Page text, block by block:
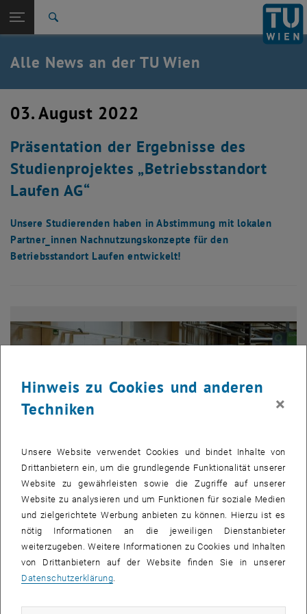
TU Login
Quicklinks
Quicklinks-Menü umschalten
Studium
Karriere
Zurück: Subseiten von TU Wien Startseite auflisten
Zurück zur letzten Ebene:
TU Wien Startseite
Übersicht
Alle News an der TU Wien
03. August 2022
Präsentation der Ergebnisse des
Studienprojektes „Betriebsstandort
Laufen AG“
Unsere Studierenden haben in Abstimmung mit lokalen
Partner_innen Nachnutzungskonzepte für den
Betriebsstandort Laufen entwickelt!
Bild
© BMK/StW
Foto - Präsentation eines Konzeptes für die Nachnutzung des
Betriebsstandorts Laufen AG
Foto - Präsentation eines Konzeptes für die Nachnutzung des
Re-Use: Brachflächen vermeiden
Hinweis zu Cookies und anderen
Techniken
×
Unsere Website verwendet Cookies und bindet Inhalte von
Drittanbietern ein, um die grundlegende Funktionalität unserer
Website zu gewährleisten sowie die Zugriffe auf unserer
Website zu analysieren und um Funktionen für soziale Medien
und zielgerichtete Werbung anbieten zu können. Hierzu ist es
nötig Informationen an die jeweiligen Dienstanbieter
weiterzugeben. Weitere Informationen zu Cookies und Inhalten
von Drittanbietern auf der Website finden Sie in unserer
Datenschutzerklärung.